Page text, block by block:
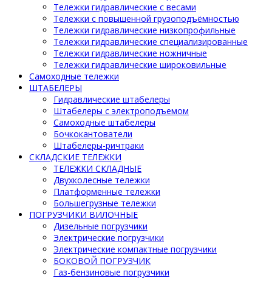
Тележки гидравлические с весами
Тележки с повышенной грузоподъёмностью
Тележки гидравлические низкопрофильные
Тележки гидравлические специализированные
Тележки гидравлические ножничные
Тележки гидравлические широковильные
Самоходные тележки
ШТАБЕЛЕРЫ
Гидравлические штабелеры
Штабелеры с электроподъемом
Самоходные штабелеры
Бочкокантователи
Штабелеры-ричтраки
СКЛАДСКИЕ ТЕЛЕЖКИ
ТЕЛЕЖКИ СКЛАДНЫЕ
Двухколесные тележки
Платформенные тележки
Большегрузные тележки
ПОГРУЗЧИКИ ВИЛОЧНЫЕ
Дизельные погрузчики
Электрические погрузчики
Электрические компактные погрузчики
БОКОВОЙ ПОГРУЗЧИК
Газ-бензиновые погрузчики